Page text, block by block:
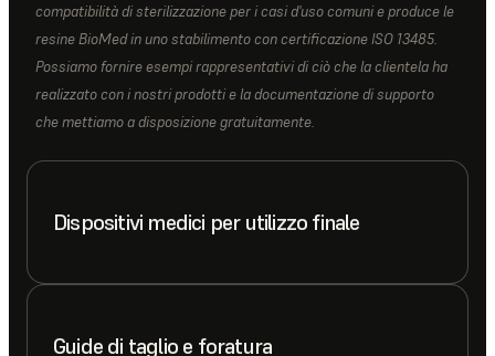
compatibilità di sterilizzazione per i casi d'uso comuni e produce le
resine BioMed in uno stabilimento con certificazione ISO 13485.
Possiamo fornire esempi rappresentativi di ciò che la clientela ha
realizzato con i nostri prodotti e la documentazione di supporto
che mettiamo a disposizione gratuitamente.
Dispositivi medici per utilizzo finale
Guide di taglio e foratura